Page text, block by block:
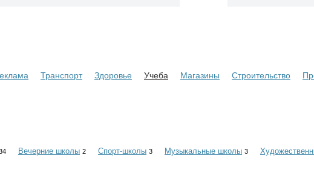
Транспорт Здоровье Учеба Магазины Строительство
Вечерние школы 2 Спорт-школы 3 Музыкальные школы 3